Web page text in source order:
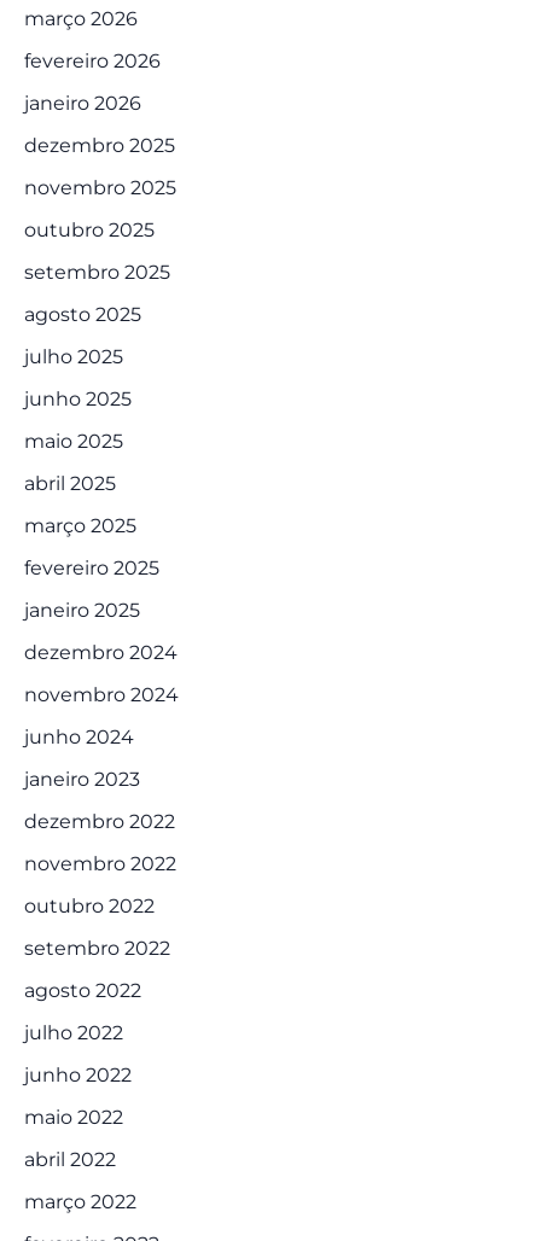
março 2026
fevereiro 2026
janeiro 2026
dezembro 2025
novembro 2025
outubro 2025
setembro 2025
agosto 2025
julho 2025
junho 2025
maio 2025
abril 2025
março 2025
fevereiro 2025
janeiro 2025
dezembro 2024
novembro 2024
junho 2024
janeiro 2023
dezembro 2022
novembro 2022
outubro 2022
setembro 2022
agosto 2022
julho 2022
junho 2022
maio 2022
abril 2022
março 2022